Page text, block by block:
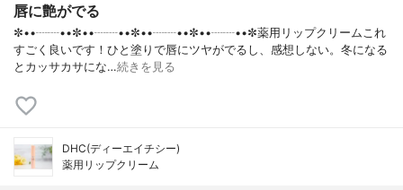
唇に艶がでる
✼••┈┈••✼••┈┈••✼••┈┈••✼••┈┈••✼薬用リップクリームこれ
すごく良いです！ひと塗りで唇にツヤがでるし、感想しない。冬になる
とカッサカサにな…続きを見る
DHC(ディーエイチシー)
薬用リップクリーム